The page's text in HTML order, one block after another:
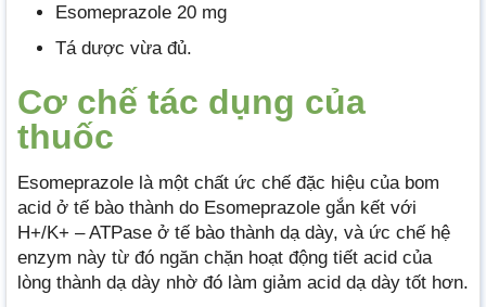
Esomeprazole 20 mg
Tá dược vừa đủ.
Cơ chế tác dụng của
thuốc
Esomeprazole là một chất ức chế đặc hiệu của bom
acid ở tế bào thành do Esomeprazole gắn kết với
H+/K+ – ATPase ở tế bào thành dạ dày, và ức chế hệ
enzym này từ đó ngăn chặn hoạt động tiết acid của
lòng thành dạ dày nhờ đó làm giảm acid dạ dày tốt hơn.